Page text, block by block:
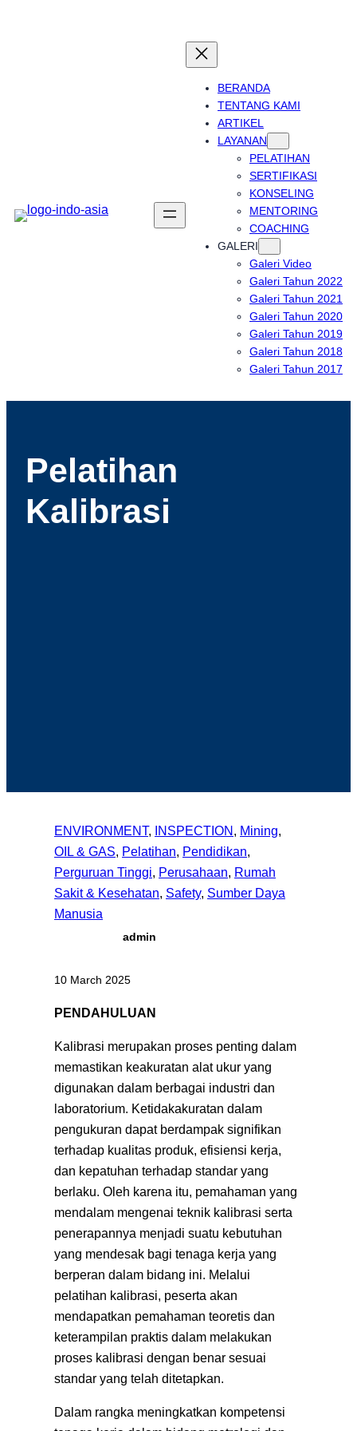
BERANDA
TENTANG KAMI
ARTIKEL
LAYANAN
PELATIHAN
SERTIFIKASI
KONSELING
MENTORING
COACHING
GALERI
Galeri Video
Galeri Tahun 2022
Galeri Tahun 2021
Galeri Tahun 2020
Galeri Tahun 2019
Galeri Tahun 2018
Galeri Tahun 2017
Pelatihan
Kalibrasi
ENVIRONMENT, INSPECTION , Mining
OIL & GAS, Pelatihan, Pendidikan
Perguruan Tinggi, Perusahaan, Rumah
Sakit & Kesehatan, Safety, Sumber Daya
Manusia
admin
10 March 2025
PENDAHULUAN
Kalibrasi merupakan proses penting dalam
memastikan keakuratan alat ukur yang
digunakan dalam berbagai industri dan
laboratorium. Ketidakakuratan dalam
pengukuran dapat berdampak signifikan
terhadap kualitas produk, efisiensi kerja,
dan kepatuhan terhadap standar yang
berlaku. Oleh karena itu, pemahaman yang
mendalam mengenai teknik kalibrasi serta
penerapannya menjadi suatu kebutuhan
yang mendesak bagi tenaga kerja yang
berperan dalam bidang ini. Melalui
pelatihan kalibrasi, peserta akan
mendapatkan pemahaman teoretis dan
keterampilan praktis dalam melakukan
proses kalibrasi dengan benar sesuai
standar yang telah ditetapkan.
Dalam rangka meningkatkan kompetensi